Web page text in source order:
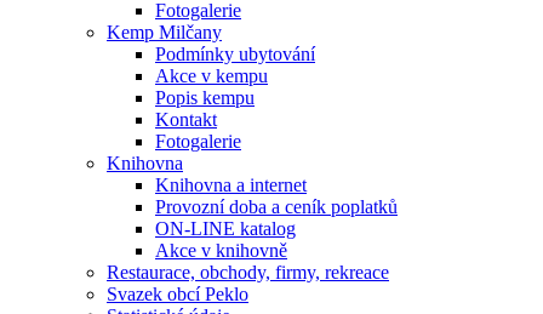
Fotogalerie
Kemp Milčany
Podmínky ubytování
Akce v kempu
Popis kempu
Kontakt
Fotogalerie
Knihovna
Knihovna a internet
Provozní doba a ceník poplatků
ON-LINE katalog
Akce v knihovně
Restaurace, obchody, firmy, rekreace
Svazek obcí Peklo